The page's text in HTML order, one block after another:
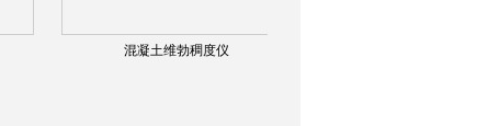
混凝土维勃稠度仪